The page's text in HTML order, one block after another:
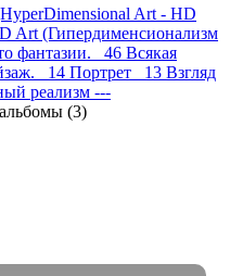
Art - HD
Art (Гипердименсионализм
фантазии. 46 Всякая
14 Портрет 13 Взгляд
реализм ---
(3)